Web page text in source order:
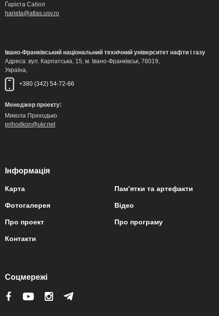
Ґарієта Сабол
harieta@atlas.usv.ro
Івано-Франківський національний технічний університет нафти і газу
Адреса: вул. Карпатська, 15, м. Івано-Франківськ, 76019,
Україна,
+380 (342) 54-72-66
Менеджер проекту:
Микола Приходько
prihodkon@ukr.net
Інформація
Карта Пам’ятки та артефакти
Фотогалерея Відео
Про проект Про програму
Контакти
Соцмережі